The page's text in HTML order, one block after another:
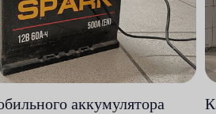
аккумулятора